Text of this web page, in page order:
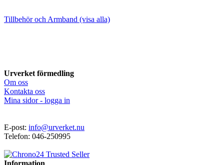
Tillbehör och Armband (visa alla)
Urverket förmedling
Om oss
Kontakta oss
Mina sidor - logga in
E-post: info@urverket.nu
Telefon: 046-250995